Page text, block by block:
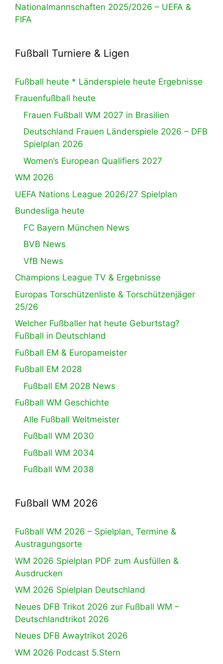
Nationalmannschaften 2025/2026 – UEFA &
FIFA
Fußball Turniere & Ligen
Fußball heute * Länderspiele heute Ergebnisse
Frauenfußball heute
Frauen Fußball WM 2027 in Brasilien
Deutschland Frauen Länderspiele 2026 – DFB
Spielplan 2026
Women’s European Qualifiers 2027
WM 2026
UEFA Nations League 2026/27 Spielplan
Bundesliga heute
FC Bayern München News
BVB News
VfB News
Champions League TV & Ergebnisse
Europas Torschützenliste & Torschützenjäger
25/26
Welcher Fußballer hat heute Geburtstag?
Fußball in Deutschland
Fußball EM & Europameister
Fußball EM 2028
Fußball EM 2028 News
Fußball WM Geschichte
Alle Fußball Weltmeister
Fußball WM 2030
Fußball WM 2034
Fußball WM 2038
Fußball WM 2026
Fußball WM 2026 – Spielplan, Termine &
Austragungsorte
WM 2026 Spielplan PDF zum Ausfüllen &
Ausdrucken
WM 2026 Spielplan Deutschland
Neues DFB Trikot 2026 zur Fußball WM –
Deutschlandtrikot 2026
Neues DFB Awaytrikot 2026
WM 2026 Podcast 5.Stern